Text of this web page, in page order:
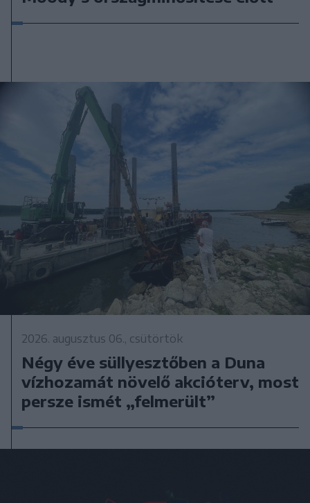
2026. augusztus 06., csütörtök
Négy éve süllyesztőben a Duna
vízhozamát növelő akcióterv, most
persze ismét „felmerült”